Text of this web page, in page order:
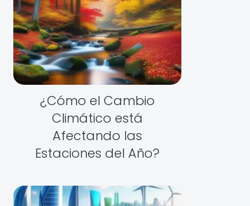
¿Cómo el Cambio
Climático está
Afectando las
Estaciones del Año?